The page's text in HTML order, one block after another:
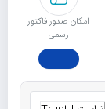
امکان صدور فاکتور
رسمی